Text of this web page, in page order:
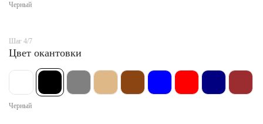
Черный
Шаг 4/7
Цвет окантовки
Черный